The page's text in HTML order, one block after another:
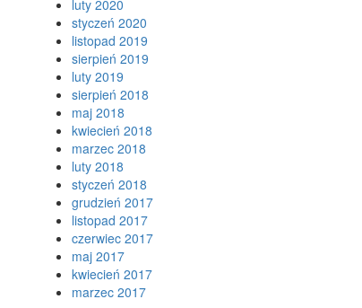
luty 2020
styczeń 2020
listopad 2019
sierpień 2019
luty 2019
sierpień 2018
maj 2018
kwiecień 2018
marzec 2018
luty 2018
styczeń 2018
grudzień 2017
listopad 2017
czerwiec 2017
maj 2017
kwiecień 2017
marzec 2017